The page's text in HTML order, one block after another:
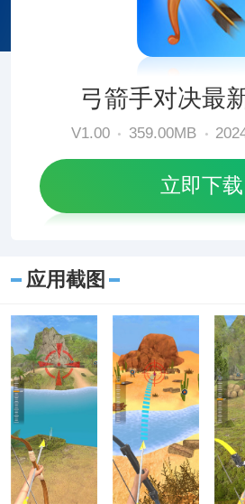
弓箭手对决最
V1.00 359.00MB
立即下载
应用截图